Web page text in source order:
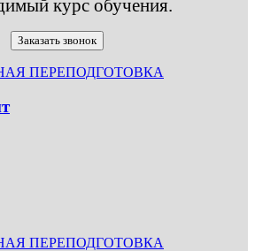
курс обучения.
Заказать звонок
ПЕРЕПОДГОТОВКА
ПЕРЕПОДГОТОВКА